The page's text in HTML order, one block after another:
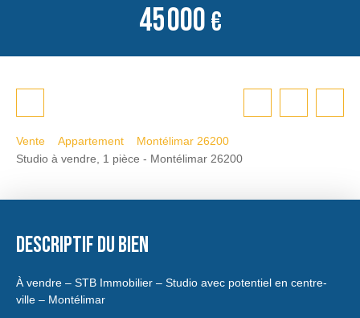
45 000 €
Vente Appartement
Montélimar 26200
Studio à vendre, 1 pièce - Montélimar 26200
Descriptif du bien
À vendre – STB Immobilier – Studio avec potentiel en centre-
ville – Montélimar